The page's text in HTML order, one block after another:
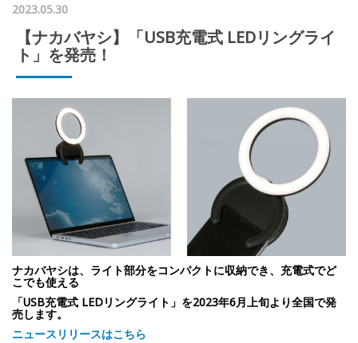
2023.05.30
【ナカバヤシ】「USB充電式 LEDリングライ
ト」を発売！
ナカバヤシは、ライト部分をコンパクトに収納でき、充電式でど
こでも使える
「USB充電式 LEDリングライト」を2023年6月上旬より全国で発
売します。
ニュースリリースはこちら